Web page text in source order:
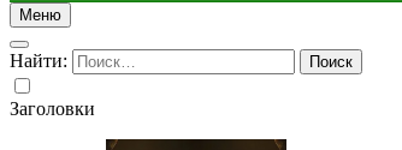
Меню
Найти:
Заголовки